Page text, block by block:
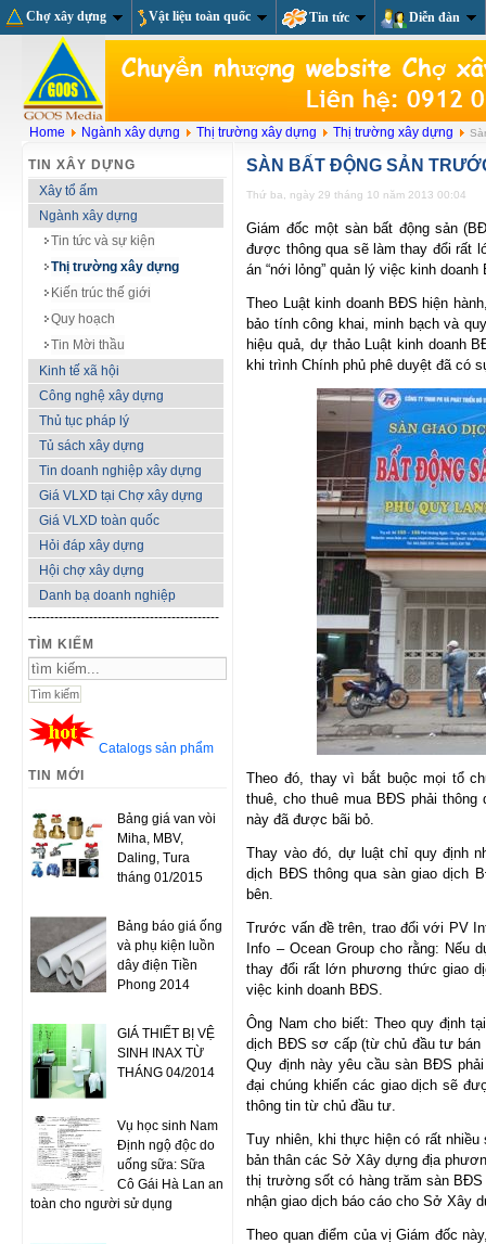
Chợ xây dựng Vật liệu toàn quốc Tin tức Diễn đàn
Home Ngành xây dựng Thị trường xây dựng Thị trường xây dựng
TIN XÂY DỰNG
Xây tổ ấm
Ngành xây dựng
Tin tức và sự kiện
Thị trường xây dựng
Kiến trúc thế giới
Quy hoạch
Tin Mời thầu
Kinh tế xã hội
Công nghệ xây dựng
Thủ tục pháp lý
Tủ sách xây dựng
Tin doanh nghiệp xây dựng
Giá VLXD tại Chợ xây dựng
Giá VLXD toàn quốc
Hỏi đáp xây dựng
Hội chợ xây dựng
Danh bạ doanh nghiệp
--------------------------------------------
TÌM KIẾM
Catalogs sản phẩm
TIN MỚI
Bảng giá van vòi
Miha, MBV,
Daling, Tura
tháng 01/2015
Bảng báo giá ống
và phụ kiện luồn
dây điện Tiền
Phong 2014
GIÁ THIẾT BỊ VỆ
SINH INAX TỪ
THÁNG 04/2014
Vụ học sinh Nam
Định ngộ độc do
uống sữa: Sữa
Cô Gái Hà Lan an
toàn cho người sử dụng
SÀN BẤT ĐỘNG SẢN
Thứ ba, ngày 29 tháng 10 năm 2013 00:04
Giám đốc một sàn bất động sản
được thông qua sẽ làm thay đổi rất
án “nới lỏng” quản lý việc kinh doanh
Theo Luật kinh doanh BĐS hiện
bảo tính công khai, minh bạch và
hiệu quả, dự thảo Luật kinh doanh
khi trình Chính phủ phê duyệt đã có
Theo đó, thay vì bắt buộc mọi tổ
thuê, cho thuê mua BĐS phải
này đã được bãi bỏ.
Thay vào đó, dự luật chỉ quy định
dịch BĐS thông qua sàn giao dịch
bên.
Trước vấn đề trên, trao đổi với PV
Info – Ocean Group cho rằng:
thay đổi rất lớn phương thức giao
việc kinh doanh BĐS.
Ông Nam cho biết: Theo quy định
dịch BĐS sơ cấp (từ chủ đầu tư bán
Quy định này yêu cầu sàn BĐS
đại chúng khiến các giao dịch sẽ
thông tin từ chủ đầu tư.
Tuy nhiên, khi thực hiện có rất
bản thân các Sở Xây dựng địa
thị trường sốt có hàng trăm sàn
nhận giao dịch báo cáo cho Sở Xây
Theo quan điểm của vị Giám đốc